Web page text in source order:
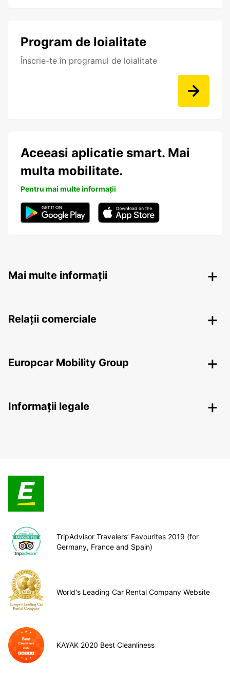
Program de loialitate
Înscrie-te în programul de loialitate
Aceeasi aplicatie smart. Mai
multa mobilitate.
Pentru mai multe informații
Mai multe informații
Relații comerciale
Europcar Mobility Group
Informații legale
TripAdvisor Travelers’ Favourites 2019 (for
Germany, France and Spain)
World's Leading Car Rental Company Website
KAYAK 2020 Best Cleanliness